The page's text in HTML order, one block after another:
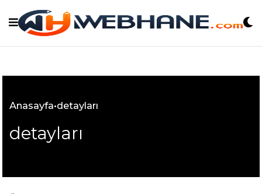
content
Anasayfa•detayları
detayları